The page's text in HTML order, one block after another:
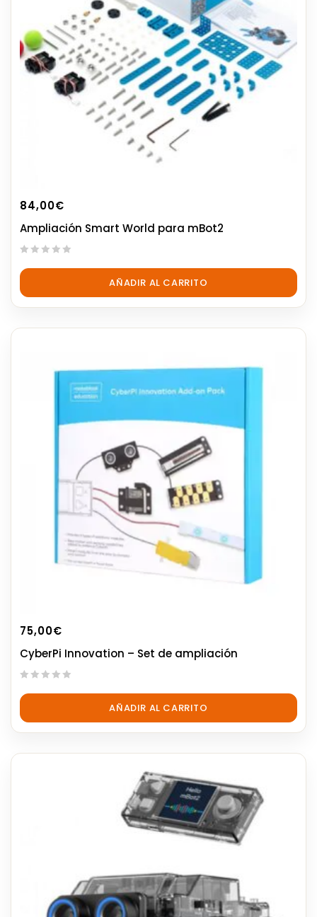
84,00€
Ampliación Smart World para mBot2
out
5
AÑADIR AL CARRITO
75,00€
CyberPi Innovation – Set de ampliación
out
5
AÑADIR AL CARRITO